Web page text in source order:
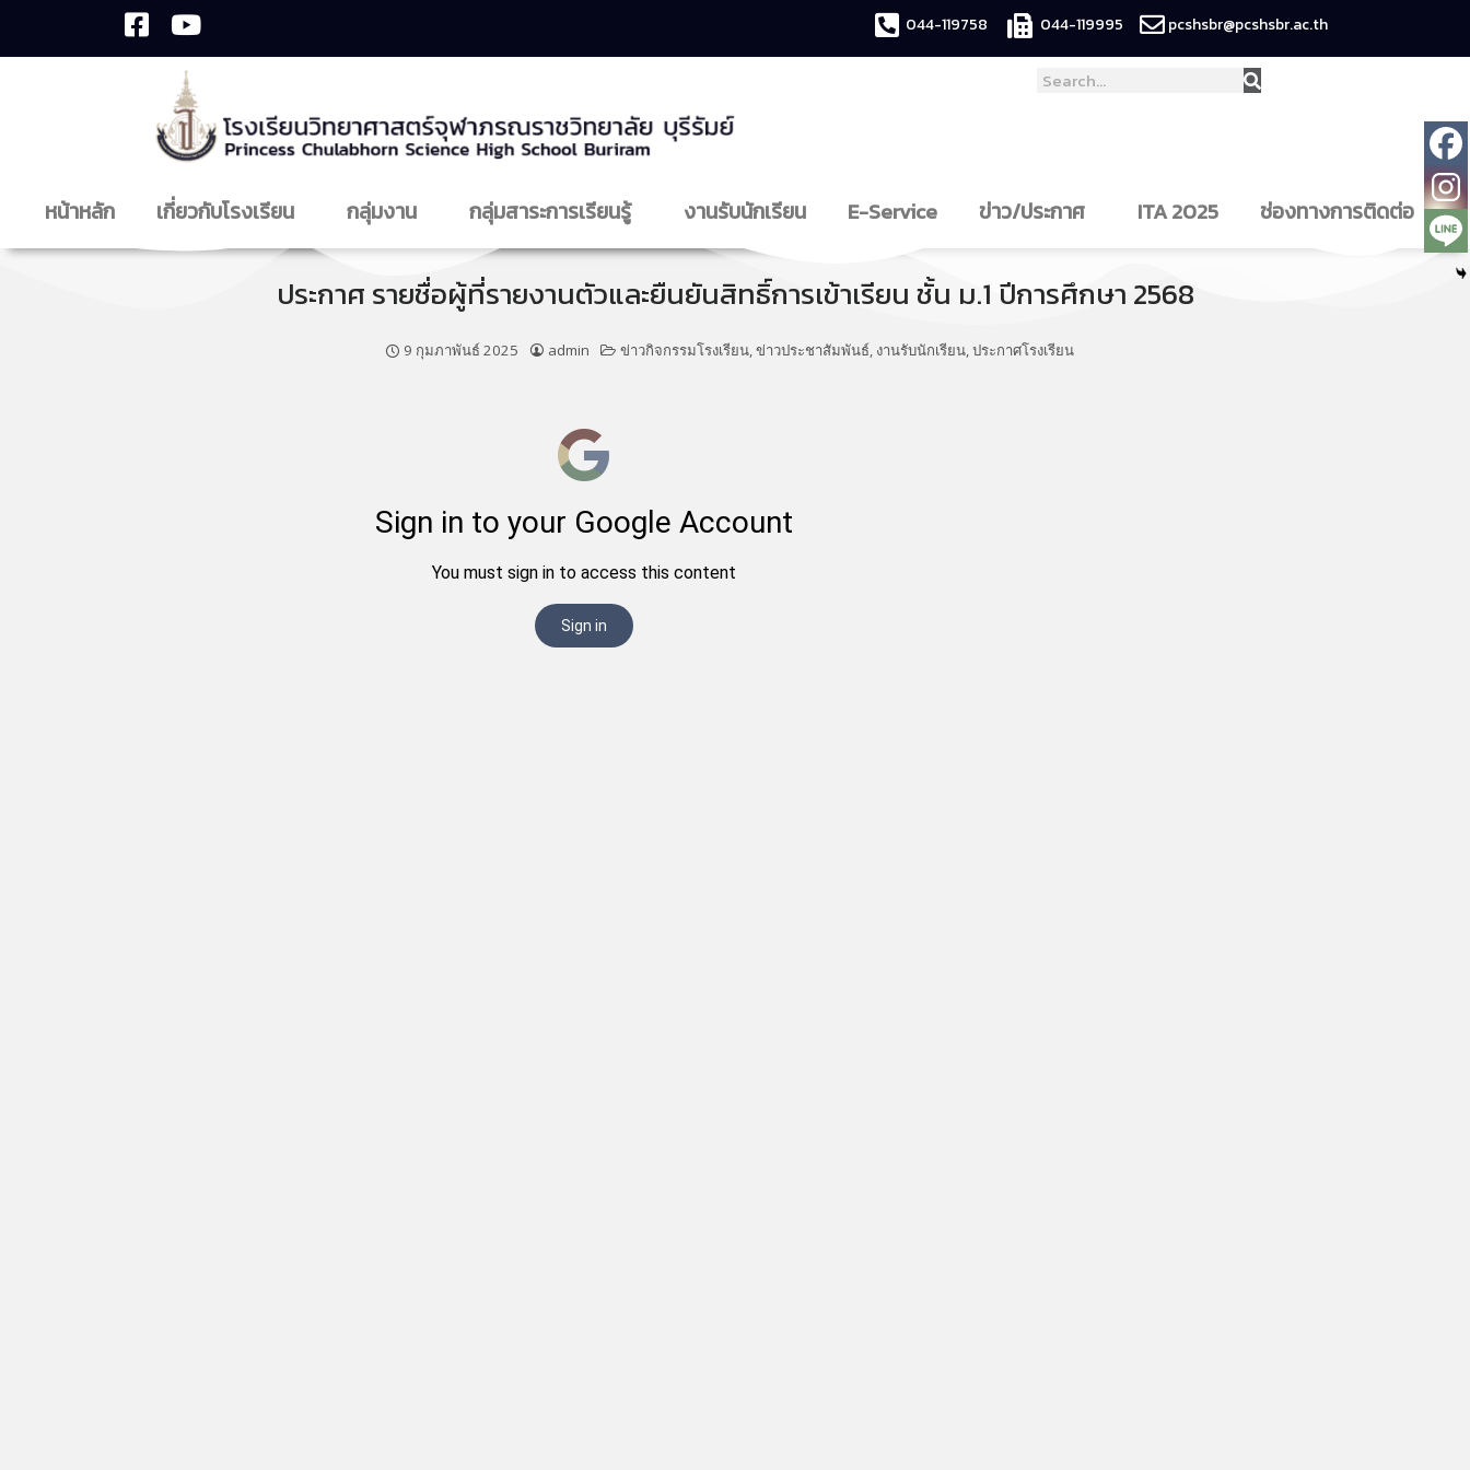
044-119758 044-119995 pcshsbr@pcshsbr.ac.th
หน้าหลัก เกี่ยวกับโรงเรียน กลุ่มงาน กลุ่มสาระการเรียนรู้ งานรับนักเรียน E-Service ข่าว/ประกาศ ITA 2025 ช่องทางการติดต่อ
ประกาศ รายชื่อผู้ที่รายงานตัวและยืนยันสิทธิ์การเข้าเรียน ชั้น ม.1 ปีการศึกษา 2568
9 กุมภาพันธ์ 2025 admin ข่าวกิจกรรมโรงเรียน ข่าวประชาสัมพันธ์ งานรับนักเรียน ประกาศโรงเรียน